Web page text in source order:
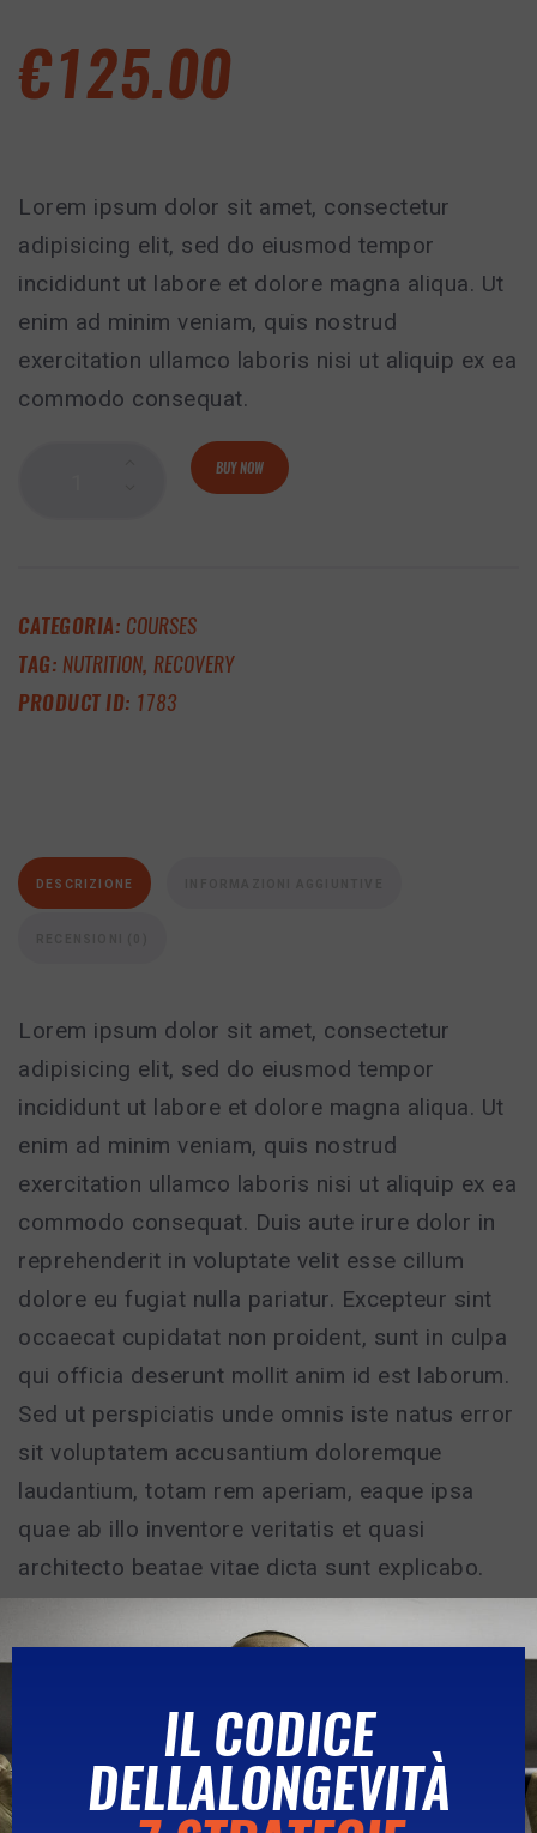
€125.00
Lorem ipsum dolor sit amet, consectetur
adipisicing elit, sed do eiusmod tempor
incididunt ut labore et dolore magna aliqua. Ut
enim ad minim veniam, quis nostrud
exercitation ullamco laboris nisi ut aliquip ex ea
commodo consequat.
BUY NOW
CATEGORIA: COURSES
TAG: NUTRITION, RECOVERY
PRODUCT ID: 1783
DESCRIZIONE
Lorem ipsum dolor sit amet, consectetur
adipisicing elit, sed do eiusmod tempor
incididunt ut labore et dolore magna aliqua. Ut
enim ad minim veniam, quis nostrud
exercitation ullamco laboris nisi ut aliquip ex ea
commodo consequat. Duis aute irure dolor in
reprehenderit in voluptate velit esse cillum
dolore eu fugiat nulla pariatur. Excepteur sint
occaecat cupidatat non proident, sunt in culpa
qui officia deserunt mollit anim id est laborum.
Sed ut perspiciatis unde omnis iste natus error
sit voluptatem accusantium doloremque
laudantium, totam rem aperiam, eaque ipsa
quae ab illo inventore veritatis et quasi
architecto beatae vitae dicta sunt explicabo.
PRODOTTI CORRELATI
IL CODICE
DELLALONGEVITÀ